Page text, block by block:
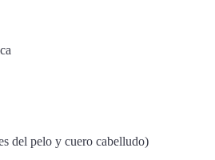
del pelo y cuero cabelludo)